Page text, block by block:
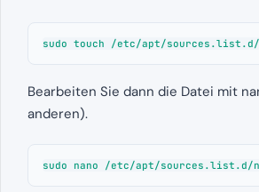
sudo touch /etc/apt/
Bearbeiten Sie dann die Datei mit
anderen).
sudo nano /etc/apt/